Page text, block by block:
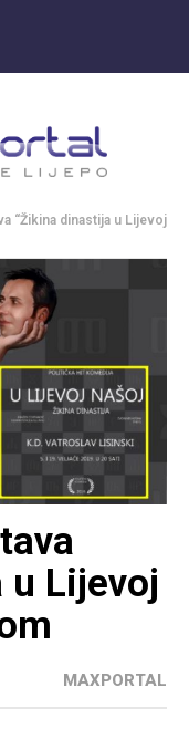
“Žikina dinastija u Lijevoj
u Lijevoj
MAXPORTAL